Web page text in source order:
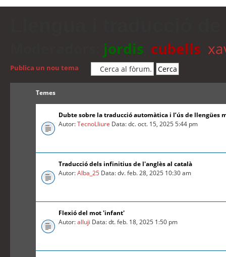
jordis cubells
Publica un nou tema
Temes
Dubte sobre la traducció automàtica i l’ús de llengües
Autor:TecnoLliure Data: dc. oct. 15, 2025 5:44 pm
Traducció dels infinitius de l'anglès al català
Autor:Alba_25 Data: dv. feb. 28, 2025 10:30 am
Flexió del mot 'infant'
Autor:alluji Data: dt. feb. 18, 2025 1:50 pm